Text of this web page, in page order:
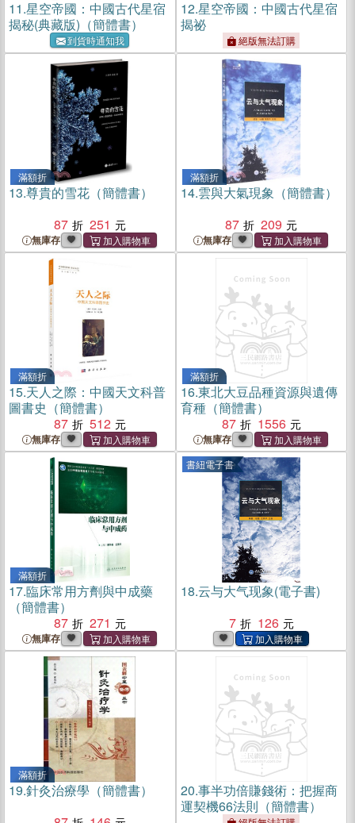
11.星空帝國：中國古代星宿
揭秘(典藏版)（簡體書）
到貨時通知我
12.星空帝國：中國古代星宿
揭祕
絕版無法訂購
滿額折
13.尊貴的雪花（簡體書）
87
251
無庫存
滿額折
14.雲與大氣現象（簡體書）
87
209
無庫存
滿額折
15.天人之際：中國天文科普
圖書史（簡體書）
87
512
無庫存
滿額折
16.東北大豆品種資源與遺傳
育種（簡體書）
87
1556
無庫存
滿額折
17.臨床常用方劑與中成藥
（簡體書）
87
271
無庫存
書紐電子書
18.云与大气现象(電子書)
7
126
滿額折
19.針灸治療學（簡體書）
20.事半功倍賺錢術：把握商
運契機66法則（簡體書）